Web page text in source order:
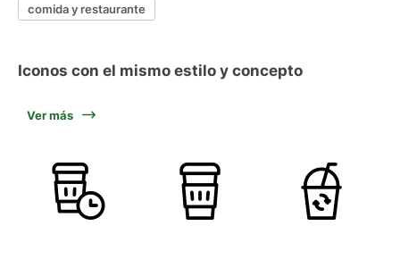
comida y restaurante
Iconos con el mismo estilo y concepto
Ver más